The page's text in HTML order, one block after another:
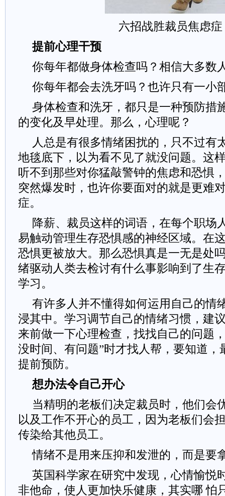
六招战胜裁员焦虑症
提前心理干预
你每年都做身体检查吗？相信大多数
你每年都会去洗牙吗？也许只有一小
身体检查和洗牙，都只是一种预防措
的变化及早处理。那么，心理呢？
人总是有很多情绪困扰的，只不过有
地毯底下，以为看不见了就没问题。这
听不到那些对你猛敲警钟的焦虑和恐惧
突然爆发时，也许你要面对的就是更难
症。
降薪、裁员这样的词语，在每个职场
易触动管理生存恐惧感的神经区域。在
恐惧更被放大。那么恐惧真是一无是处
绪驱动人类去检讨有什么事影响到了生
学习。
有许多人并不懂得如何运用自己的情
浸其中。学习调节自己的情绪习惯，建
来前做一下心理检查，找找自己的问题
没时间、有问题”时才找人帮，要知道，
提前预防。
想办法令自己开心
当精明的老板们决定裁员时，他们会
以及工作不开心的员工，因为老板们会
传染给其他员工。
情绪不是用来压抑和发泄的，而是要
英国科学家在研究中发现，心情愉悦
非他命，使人更加快乐健康，其实哪 怕